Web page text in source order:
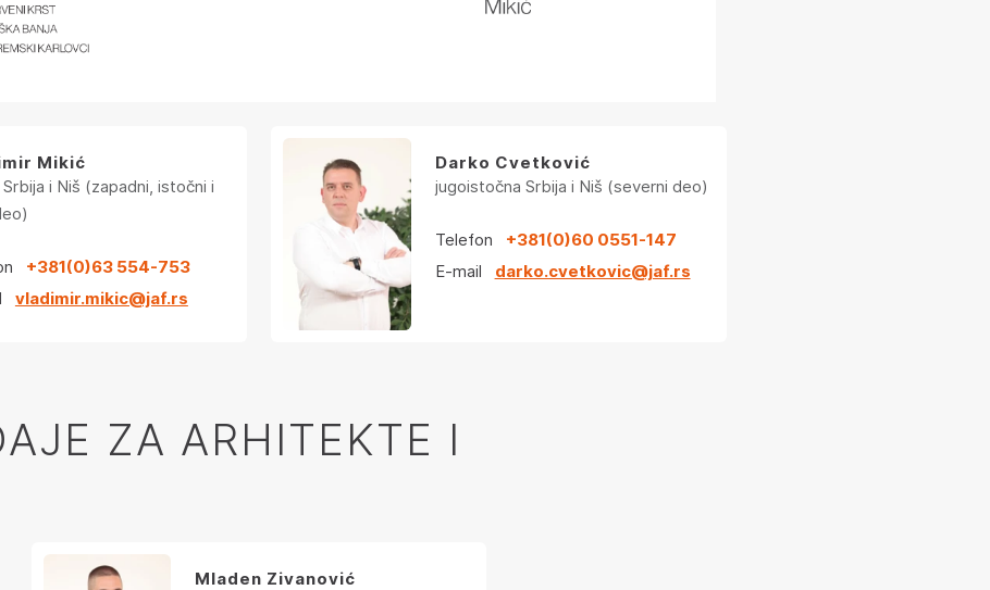
Mikić
Srbija i Niš (zapadni, istočni i
+381(0)63 554-753
vladimir.mikic@jaf.rs
Darko Cvetković
jugoistočna Srbija i Niš (severni deo)
Telefon
+381(0)60 0551-147
E-mail
darko.cvetkovic@jaf.rs
ZA ARHITEKTE I
Mladen Zivanović